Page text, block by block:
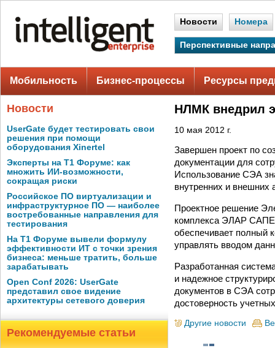
Новости Номера
Перспективные
Мобильность Бизнес-процессы Ресурсы
Новости
UserGate будет тестировать свои
решения при помощи
оборудования Xinertel
Эксперты на Т1 Форуме: как
множить ИИ-возможности,
сокращая риски
Российское ПО виртуализации и
инфраструктурное ПО — наиболее
востребованные направления для
тестирования
На Т1 Форуме вывели формулу
эффективности ИТ с точки зрения
бизнеса: меньше тратить, больше
зарабатывать
Open Conf 2026: UserGate
представил свое видение
архитектуры сетевого доверия
Рекомендуемые статьи
НЛМК внедрил
10 мая 2012 г.
Завершен проект по
документации для
Использование СЭА
внутренних и внешних
Проектное решение
комплекса ЭЛАР
обеспечивает полный
управлять вводом
Разработанная
и надежное
документов в СЭА
достоверность
Другие новости